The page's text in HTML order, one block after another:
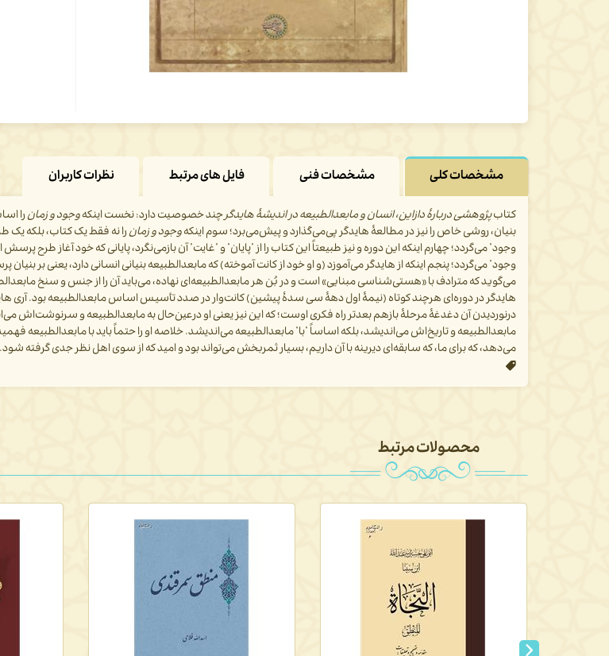
مشخصات کلی مشخصات فنی فایل های مرتبط نظرات کاربران
کتابپژوهشی دربارۀ دازاین، انسان و مابعدالطبیعه در اندیشۀ هایدگرچند خصوصیت دارد: نخست اینکهوجود و زمانرا
بنیان، روشی خاص را نیز در مطالعۀ هایدگر پی‌می‌گذارد و پیش‌می‌برد؛ سوم اینکهوجود و زمانرا نه فقط یک کتاب، بلکه یک
وجود"می‌گردد؛ چهارم اینکه این دوره و نیز طبیعتاً این کتاب را از"پایان"و"غایت"آن بازمی‌نگرد، پایانی که خود آغاز طرح
وجود"می‌گردد؛ پنجم اینکه از هایدگر می‌آموزد (و او خود از کانت آموخته) که مابعدالطبیعه بنیانی انسانی دارد، یعنی بر
می‌گوید که مترادف با «هستی‌شناسی مبنایی» است و در بُن هر مابعدالطبیعه‌ای نهاده، می‌باید آن را از جنس و سنخ
هایدگر در دوره‌ای هرچند کوتاه (نیمۀ اول دهۀ سی سدۀ پیشین) کانت‌وار در صدد تأسیس اساس مابعدالطبیعه بود. آری
درنوردیدن آن دغدغۀ مرحلۀ بازهم بعدتر راه فکری اوست؛ که این نیز یعنی او درعین‌حال به مابعدالطبیعه و سرنوشت‌اش
مابعدالطبیعه و تاریخ‌اش می‌اندیشد، بلکه اساساً"با"مابعدالطبیعه می‌اندیشد. خلاصه او را حتماً باید با مابعدالطبیعه
می‌دهد، که برای ما، که سابقه‌ای دیرینه با آن داریم، بسیار ثمربخش می‌تواند بود و امید که از سوی اهل نظر جدی گرفته شود.
محصولات مرتبط